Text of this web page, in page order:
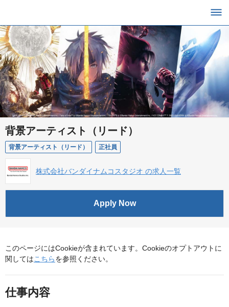
背景アーティスト（リード）
背景アーティスト（リード） 正社員
株式会社バンダイナムコスタジオ の求人一覧
Apply Now
このページにはCookieが含まれています。Cookieのオプトアウトに
関してはこちらを参照ください。
仕事内容